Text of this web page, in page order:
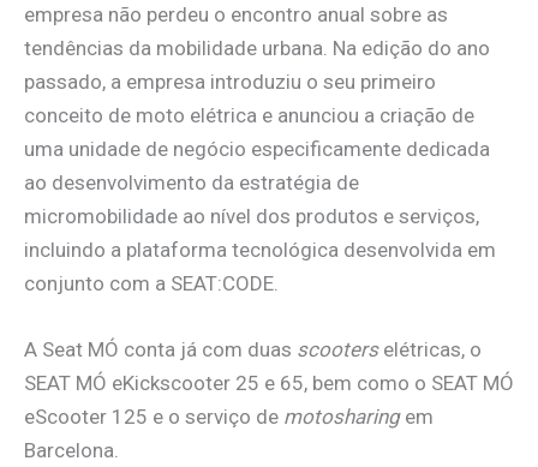
empresa não perdeu o encontro anual sobre as
tendências da mobilidade urbana. Na edição do ano
passado, a empresa introduziu o seu primeiro
conceito de moto elétrica e anunciou a criação de
uma unidade de negócio especificamente dedicada
ao desenvolvimento da estratégia de
micromobilidade ao nível dos produtos e serviços,
incluindo a plataforma tecnológica desenvolvida em
conjunto com a SEAT:CODE.
A Seat MÓ conta já com duas scooterselétricas, o
SEAT MÓ eKickscooter 25 e 65, bem como o SEAT MÓ
eScooter 125 e o serviço de motosharing em
Barcelona.